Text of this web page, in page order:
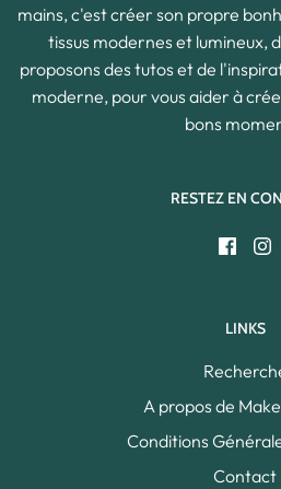
mains, c'est créer son propre
tissus modernes et lumineux,
proposons des tutos et de
moderne, pour vous aider à
bons
RESTEZ EN
LINKS
A propos de
Conditions
Contact